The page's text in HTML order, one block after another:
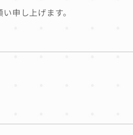
申し上げます。